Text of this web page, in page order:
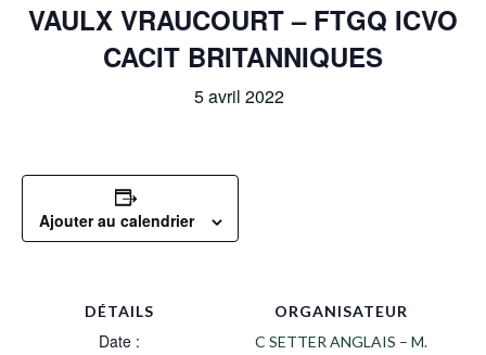
VAULX VRAUCOURT – FTGQ ICVO
CACIT BRITANNIQUES
5 avril 2022
Ajouter au calendrier
DÉTAILS
Date :
ORGANISATEUR
C SETTER ANGLAIS – M.